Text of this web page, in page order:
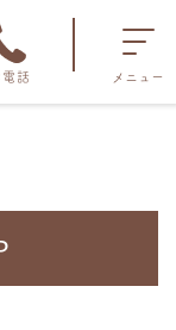
電話 メニュー